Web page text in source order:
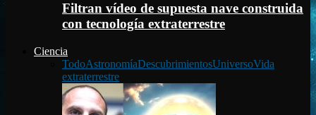
Filtran vídeo de supuesta nave construida
con tecnología extraterrestre
Ciencia
TodoAstronomíaDescubrimientosUniversoVida
extraterrestre